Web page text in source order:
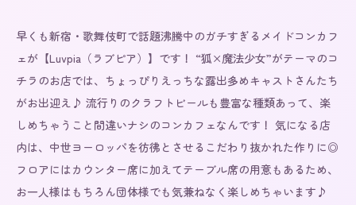
早くも新宿・歌舞伎町で話題沸騰中のガチすぎるメイドコンカフ
ェが【Luvpia（ラブピア）】です！ “狐×魔法少女”がテーマのコ
チラのお店では、ちょっぴりえっちな露出多めキャストさんたち
がお出迎え♪ 流行りのクラフトビールも豊富な種類あって、楽
しめちゃうこと間違いナシのコンカフェなんです！ 気になる店
内は、中世ヨーロッパを彷彿とさせるこだわり抜かれた作りに◎
フロアにはカウンター席に加えてテーブル席の用意もあるため、
お一人様はもちろん団体様でも気兼ねなく楽しめちゃいます♪